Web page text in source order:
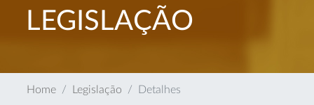
LEGISLAÇÃO
Home Legislação Detalhes